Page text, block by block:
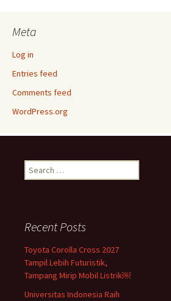
Meta
Log in
Entries feed
Comments feed
WordPress.org
Search
for:
Recent Posts
Toyota Corolla Cross 2027
Tampil Lebih Futuristik,
Tampang Mirip Mobil Listrik￼
Universitas Indonesia Raih